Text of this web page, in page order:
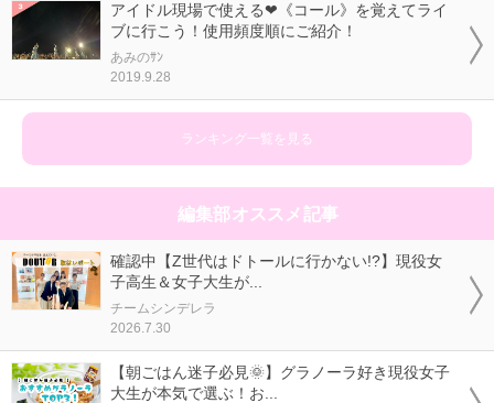
アイドル現場で使える❤《コール》を覚えてライ
ブに行こう！使用頻度順にご紹介！
あみのｻﾝ
2019.9.28
ランキング一覧を見る
編集部オススメ記事
確認中【Z世代はドトールに行かない!?】現役女
子高生＆女子大生が...
チームシンデレラ
2026.7.30
【朝ごはん迷子必見🌞】グラノーラ好き現役女子
大生が本気で選ぶ！お...